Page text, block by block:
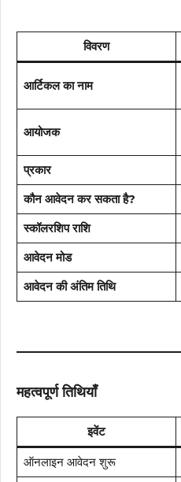
विवरण
आर्टिकल का नाम
आयोजक
प्रकार
कौन आवेदन कर सकता है?
स्कॉलरशिप राशि
आवेदन मोड
आवेदन की अंतिम तिथि
महत्वपूर्ण तिथियाँ
इवेंट
ऑनलाइन आवेदन शुरू